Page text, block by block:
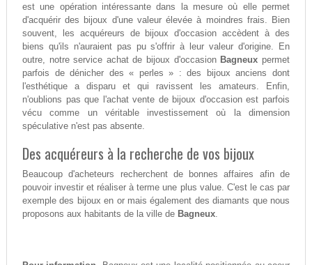
est une opération intéressante dans la mesure où elle permet
d'acquérir des bijoux d'une valeur élevée à moindres frais. Bien
souvent, les acquéreurs de bijoux d'occasion accèdent à des
biens qu'ils n'auraient pas pu s'offrir à leur valeur d'origine. En
outre, notre service achat de bijoux d'occasion Bagneux permet
parfois de dénicher des « perles » : des bijoux anciens dont
l'esthétique a disparu et qui ravissent les amateurs. Enfin,
n'oublions pas que l'achat vente de bijoux d'occasion est parfois
vécu comme un véritable investissement où la dimension
spéculative n'est pas absente.
Des acquéreurs à la recherche de vos bijoux
Beaucoup d'acheteurs recherchent de bonnes affaires afin de
pouvoir investir et réaliser à terme une plus value. C'est le cas par
exemple des bijoux en or mais également des diamants que nous
proposons aux habitants de la ville de Bagneux.